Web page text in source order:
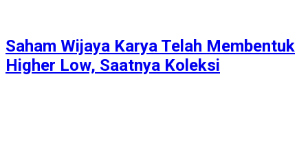
Saham Wijaya Karya Telah Membentuk
Higher Low, Saatnya Koleksi